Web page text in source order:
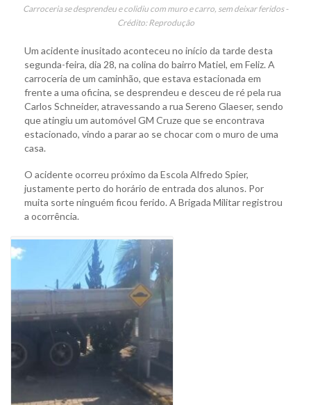
Carroceria se desprendeu e colidiu com muro e carro, sem deixar feridos -
Crédito: Reprodução
Um acidente inusitado aconteceu no início da tarde desta
segunda-feira, dia 28, na colina do bairro Matiel, em Feliz. A
carroceria de um caminhão, que estava estacionada em
frente a uma oficina, se desprendeu e desceu de ré pela rua
Carlos Schneider, atravessando a rua Sereno Glaeser, sendo
que atingiu um automóvel GM Cruze que se encontrava
estacionado, vindo a parar ao se chocar com o muro de uma
casa.
O acidente ocorreu próximo da Escola Alfredo Spier,
justamente perto do horário de entrada dos alunos. Por
muita sorte ninguém ficou ferido. A Brigada Militar registrou
a ocorrência.